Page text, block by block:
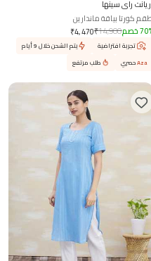
راي سينها
كورتا بياقة ماندارين
₹4,470₹14,900 70خصم
تجربة افتراضية
يتم الشحن خلال 9 أيام
Azaحصري طلب مرتفع